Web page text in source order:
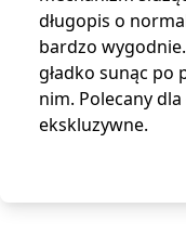
długopis o
bardzo
gładko sunąc po
nim. Polecany
ekskluzywne.